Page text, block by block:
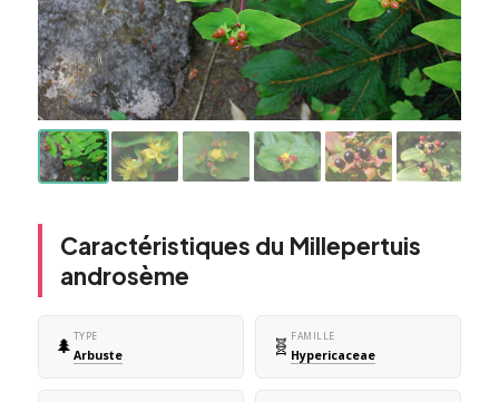
Caractéristiques du Millepertuis
androsème
🌲 TYPE
Arbuste 🧬 FAMILLE
Hypericaceae